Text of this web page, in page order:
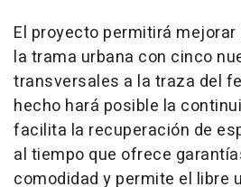
El proyecto permitirá
la trama urbana con cinco
transversales a la traza del
hecho hará posible la
facilita la recuperación de
al tiempo que ofrece
comodidad y permite el libre